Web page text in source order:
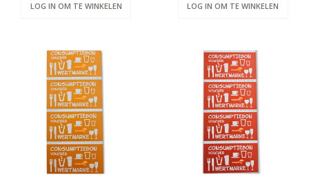
LOG IN OM TE WINKELEN LOG IN OM TE WINKELEN